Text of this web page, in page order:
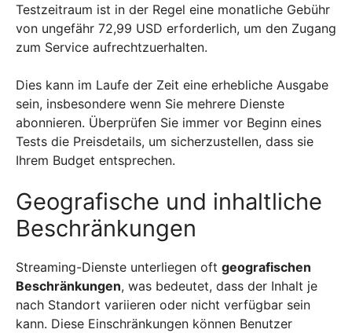
Testzeitraum ist in der Regel eine monatliche Gebühr
von ungefähr 72,99 USD erforderlich, um den Zugang
zum Service aufrechtzuerhalten.
Dies kann im Laufe der Zeit eine erhebliche Ausgabe
sein, insbesondere wenn Sie mehrere Dienste
abonnieren. Überprüfen Sie immer vor Beginn eines
Tests die Preisdetails, um sicherzustellen, dass sie
Ihrem Budget entsprechen.
Geografische und inhaltliche
Beschränkungen
Streaming-Dienste unterliegen oft geografischen
Beschränkungen, was bedeutet, dass der Inhalt je
nach Standort variieren oder nicht verfügbar sein
kann. Diese Einschränkungen können Benutzer